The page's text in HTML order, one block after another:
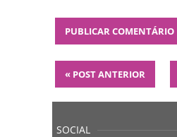
« POST ANTERIOR
SOCIAL